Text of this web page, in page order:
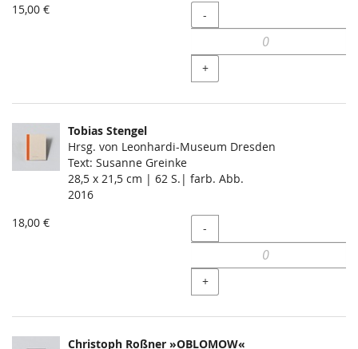
15,00 €
Menge
-
+
Tobias Stengel
Hrsg. von Leonhardi-Museum Dresden
Text: Susanne Greinke
28,5 x 21,5 cm | 62 S.| farb. Abb.
2016
18,00 €
Menge
-
+
Christoph Roßner »OBLOMOW«